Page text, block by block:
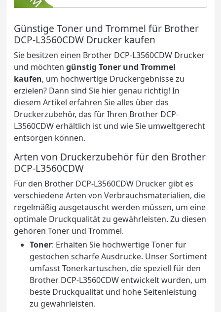
Günstige Toner und Trommel für Brother
DCP-L3560CDW Drucker kaufen
Sie besitzen einen Brother DCP-L3560CDW Drucker
und möchten günstig Toner und Trommel
kaufen, um hochwertige Druckergebnisse zu
erzielen? Dann sind Sie hier genau richtig! In
diesem Artikel erfahren Sie alles über das
Druckerzubehör, das für Ihren Brother DCP-
L3560CDW erhältlich ist und wie Sie umweltgerecht
entsorgen können.
Arten von Druckerzubehör für den Brother
DCP-L3560CDW
Für den Brother DCP-L3560CDW Drucker gibt es
verschiedene Arten von Verbrauchsmaterialien, die
regelmäßig ausgetauscht werden müssen, um eine
optimale Druckqualität zu gewährleisten. Zu diesen
gehören Toner und Trommel.
Toner: Erhalten Sie hochwertige Toner für
gestochen scharfe Ausdrucke. Unser Sortiment
umfasst Tonerkartuschen, die speziell für den
Brother DCP-L3560CDW entwickelt wurden, um
beste Druckqualität und hohe Seitenleistung
zu gewährleisten.